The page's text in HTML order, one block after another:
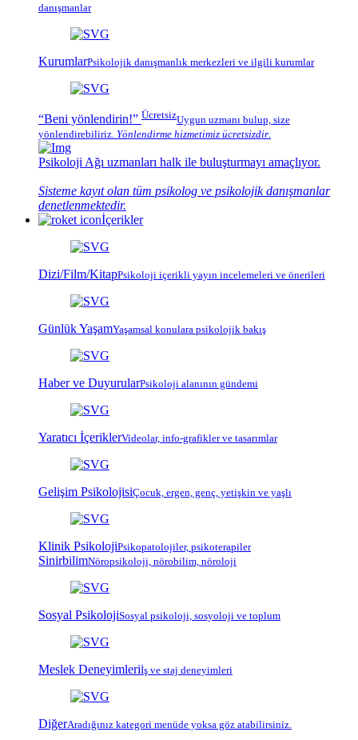
danışmanlar
KurumlarPsikolojik danışmanlık merkezleri ve ilgili kurumlar
“Beni yönlendirin!” ÜcretsizUygun uzmanı bulup, size
yönlendirebiliriz. Yönlendirme hizmetimiz ücretsizdir.
Psikoloji Ağı uzmanları halk ile buluşturmayı amaçlıyor.
Sisteme kayıt olan tüm psikolog ve psikolojik danışmanlar
denetlenmektedir.
İçerikler
Dizi/Film/KitapPsikoloji içerikli yayın incelemeleri ve önerileri
Günlük YaşamYaşamsal konulara psikolojik bakış
Haber ve DuyurularPsikoloji alanının gündemi
Yaratıcı İçeriklerVideolar, info-grafikler ve tasarımlar
Gelişim PsikolojisiÇocuk, ergen, genç, yetişkin ve yaşlı
Klinik PsikolojiPsikopatolojiler, psikoterapiler
SinirbilimNöropsikoloji, nörobilim, nöroloji
Sosyal PsikolojiSosyal psikoloji, sosyoloji ve toplum
Meslek Deneyimleriİş ve staj deneyimleri
DiğerAradığınız kategori menüde yoksa göz atabilirsiniz.